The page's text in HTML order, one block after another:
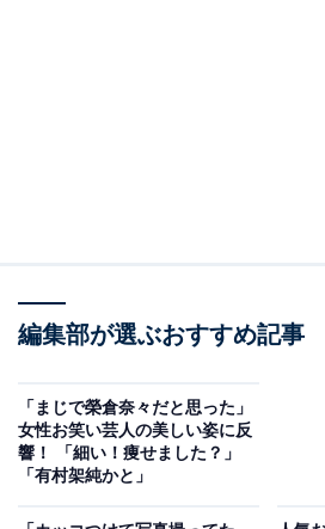
編集部が選ぶおすすめ記事
「まじで榮倉奈々だと思った」
女性お笑い芸人の美しい姿に反
響！ 「細い！痩せました？」
「有村架純かと」